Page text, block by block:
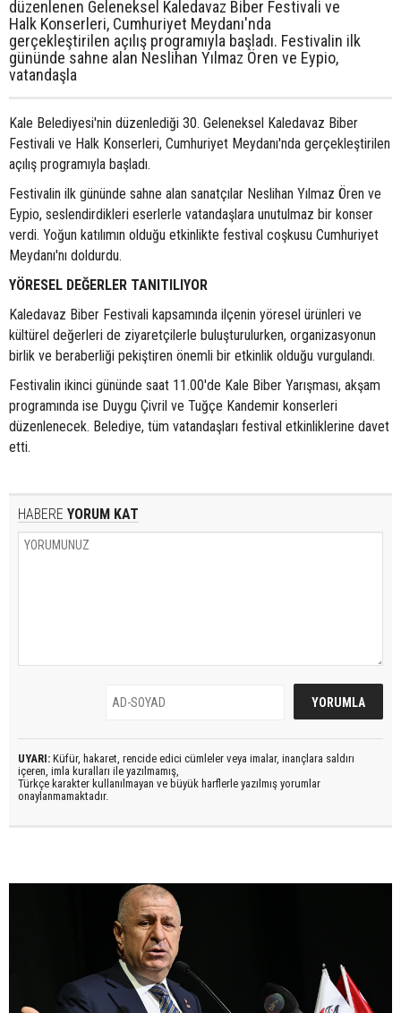
düzenlenen Geleneksel Kaledavaz Biber Festivali ve
Halk Konserleri, Cumhuriyet Meydanı'nda
gerçekleştirilen açılış programıyla başladı. Festivalin ilk
gününde sahne alan Neslihan Yılmaz Ören ve Eypio,
vatandaşla
Kale Belediyesi'nin düzenlediği 30. Geleneksel Kaledavaz Biber
Festivali ve Halk Konserleri, Cumhuriyet Meydanı'nda gerçekleştirilen
açılış programıyla başladı.
Festivalin ilk gününde sahne alan sanatçılar Neslihan Yılmaz Ören ve
Eypio, seslendirdikleri eserlerle vatandaşlara unutulmaz bir konser
verdi. Yoğun katılımın olduğu etkinlikte festival coşkusu Cumhuriyet
Meydanı'nı doldurdu.
YÖRESEL DEĞERLER TANITILIYOR
Kaledavaz Biber Festivali kapsamında ilçenin yöresel ürünleri ve
kültürel değerleri de ziyaretçilerle buluşturulurken, organizasyonun
birlik ve beraberliği pekiştiren önemli bir etkinlik olduğu vurgulandı.
Festivalin ikinci gününde saat 11.00'de Kale Biber Yarışması, akşam
programında ise Duygu Çivril ve Tuğçe Kandemir konserleri
düzenlenecek. Belediye, tüm vatandaşları festival etkinliklerine davet
etti.
HABERE YORUM KAT
UYARI: Küfür, hakaret, rencide edici cümleler veya imalar, inançlara saldırı
içeren, imla kuralları ile yazılmamış,
Türkçe karakter kullanılmayan ve büyük harflerle yazılmış yorumlar
onaylanmamaktadır.